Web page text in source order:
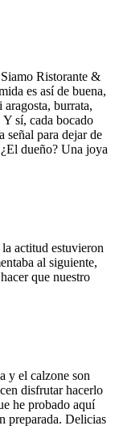
Ristorante &
es así de buena,
burrata,
sí, cada bocado
señal para dejar de
dueño? Una joya
actitud estuvieron
al siguiente,
que nuestro
y el calzone son
disfrutar hacerlo
he probado aquí
preparada. Delicias